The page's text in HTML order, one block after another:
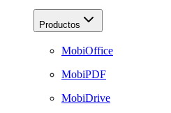
Productos
MobiOffice
MobiPDF
MobiDrive